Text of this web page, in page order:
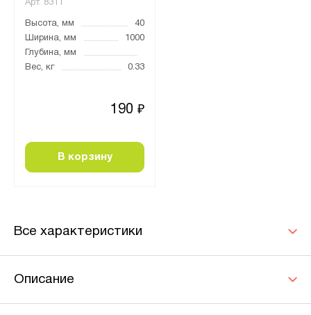
Арт. 8311
Высота, мм
40
Ширина, мм
1000
Глубина, мм
Вес, кг
0.33
190 ₽
В корзину
Все характеристики
Описание